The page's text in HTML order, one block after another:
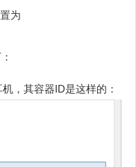
为
，其容器ID是这样的：